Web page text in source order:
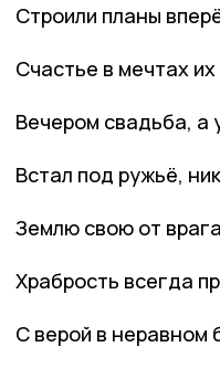
Строили планы
Счастье в мечтах
Вечером свадьба, а
Встал под ружьё,
Землю свою от
Храбрость всегда
С верой в неравном